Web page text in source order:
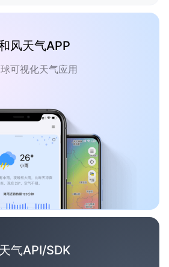
风天气APP
可视化天气应用
天气API/SDK